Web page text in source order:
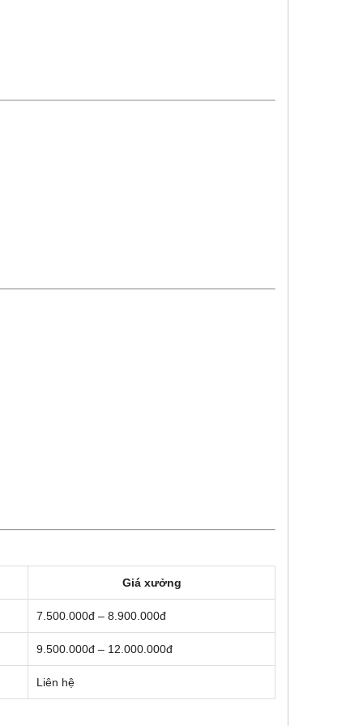
Giá xưởng
7.500.000đ – 8.900.000đ
9.500.000đ – 12.000.000đ
Liên hệ